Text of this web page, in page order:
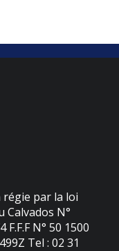
régie par la loi
Calvados N°
F.F.F N° 50 1500
Tel : 02 31